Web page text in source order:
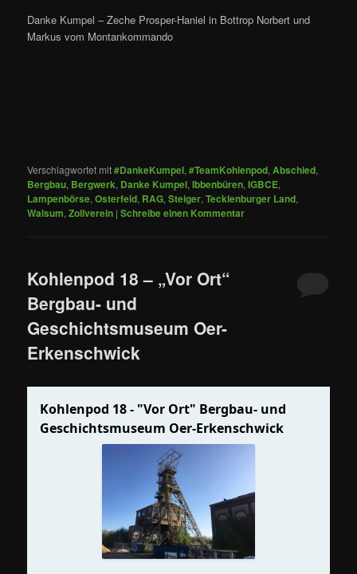
Danke Kumpel – Zeche Prosper-Haniel in Bottrop Norbert und
Markus vom Montankommando
Verschlagwortet mit#DankeKumpel,#TeamKohlenpod,Abschied,
Bergbau, Bergwerk, Danke Kumpel,Ibbenbüren,IGBCE,
Lampenbörse,Osterfeld, RAG,Steiger,Tecklenburger Land,
Walsum,Zollverein |Schreibe einen Kommentar
Kohlenpod 18 – „Vor Ort“
Bergbau- und
Geschichtsmuseum Oer-
Erkenschwick